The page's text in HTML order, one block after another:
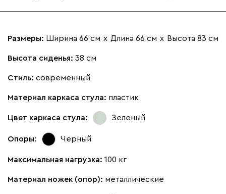
Размеры: Ширина 66 см х Длина 66 см х Высота 83 см
Высота сиденья: 38 см
Стиль: современный
Материал каркаса стула: пластик
Цвет каркаса стула: Зеленый
Опоры: Черный
Максимальная нагрузка: 100 кг
Материал ножек (опор): металлические